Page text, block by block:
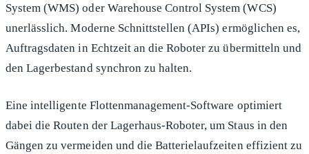
System (WMS) oder Warehouse Control System (WCS)
unerlässlich. Moderne Schnittstellen (APIs) ermöglichen es,
Auftragsdaten in Echtzeit an die Roboter zu übermitteln und
den Lagerbestand synchron zu halten.
Eine intelligente Flottenmanagement-Software optimiert
dabei die Routen der Lagerhaus-Roboter, um Staus in den
Gängen zu vermeiden und die Batterielaufzeiten effizient zu